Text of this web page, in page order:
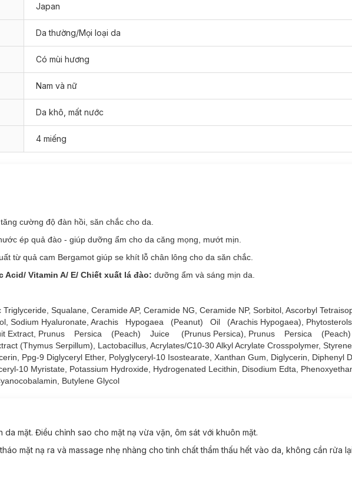
khô.
sữa giàu dưỡng chất, "tan chảy" vào da và cung cấp độ ẩm tối ưu, giúp chăm sóc và cải
vàCeramide đàogiúp dưỡng ẩm sâu cho da, hỗ trợ ngăn ngừa nếp nhăn vàtăng cường độ
khít lỗ chân lông cho da săn chắc.
Japan
Da thường/Mọi loại da
Có mùi hương
Nam và nữ
Da khô, mất nước
4 miếng
cường độ đàn hồi, săn chắc cho da.
ép quả đào - giúp dưỡng ẩm cho da căng mọng, mướt mịn.
từ quả cam Bergamot giúp se khít lỗ chân lông cho da săn chắc.
Acid/ Vitamin A/ E/ Chiết xuất lá đào: dưỡng ẩm và sáng mịn da.
Squalane, Ceramide AP, Ceramide NG, Ceramide NP, Sorbitol, Ascorbyl
Sodium Hyaluronate, Arachis Hypogaea (Peanut) Oil (Arachis Hypogaea),
Extract, Prunus Persica (Peach) Juice (Prunus Persica), Prunus Persica
(Thymus Serpillum), Lactobacillus, Acrylates/C10-30 Alkyl Acrylate Crosspolymer,
Ppg-9 Diglyceryl Ether, Polyglyceryl-10 Isostearate, Xanthan Gum, Diglycerin, Diphenyl
10 Myristate, Potassium Hydroxide, Hydrogenated Lecithin, Disodium Edta,
Butylene Glycol
da mặt. Điều chỉnh sao cho mặt nạ vừa vặn, ôm sát với khuôn mặt.
mặt nạ ra và massage nhẹ nhàng cho tinh chất thẩm thấu hết vào da, không cần rửa